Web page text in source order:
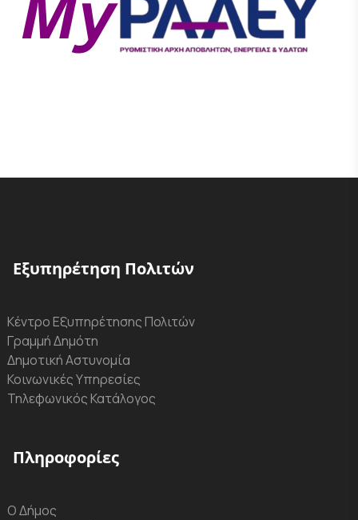
Εξυπηρέτηση Πολιτών
Κέντρο Εξυπηρέτησης Πολιτών
Γραμμή Δημότη
Δημοτική Αστυνομία
Κοινωνικές Υπηρεσίες
Τηλεφωνικός Κατάλογος
Πληροφορίες
Ο Δήμος